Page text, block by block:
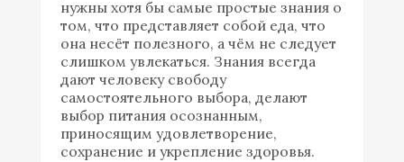
нужны хотя бы самые простые знания о
том, что представляет собой еда, что
она несёт полезного, а чём не следует
слишком увлекаться. Знания всегда
дают человеку свободу
самостоятельного выбора, делают
выбор питания осознанным,
приносящим удовлетворение,
сохранение и укрепление здоровья.